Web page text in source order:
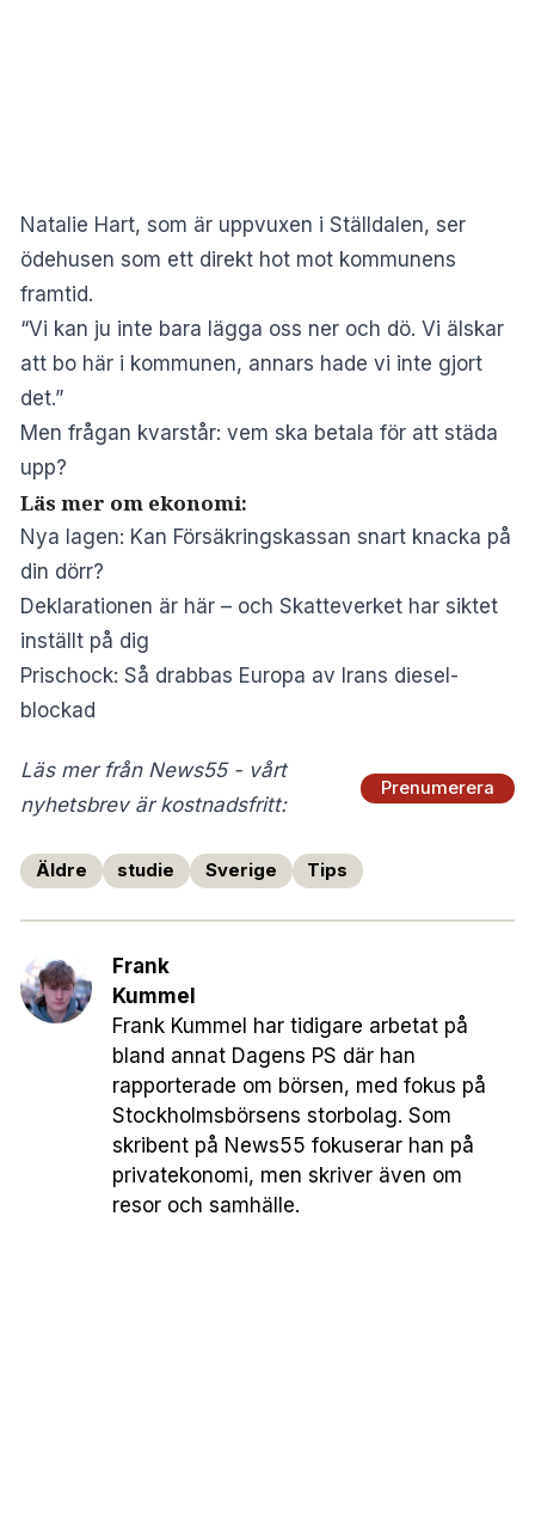
Natalie Hart, som är uppvuxen i Ställdalen, ser
ödehusen som ett direkt hot mot kommunens
framtid.
“Vi kan ju inte bara lägga oss ner och dö. Vi älskar
att bo här i kommunen, annars hade vi inte gjort
det.”
Men frågan kvarstår: vem ska betala för att städa
upp?
Läs mer om ekonomi:
Nya lagen: Kan Försäkringskassan snart knacka på
din dörr?
Deklarationen är här – och Skatteverket har siktet
inställt på dig
Prischock: Så drabbas Europa av Irans diesel-
blockad
Läs mer från News55 - vårt
nyhetsbrev är kostnadsfritt:
Prenumerera
Äldre studie Sverige Tips
Frank
Kummel
Frank Kummel har tidigare arbetat på
bland annat Dagens PS där han
rapporterade om börsen, med fokus på
Stockholmsbörsens storbolag. Som
skribent på News55 fokuserar han på
privatekonomi, men skriver även om
resor och samhälle.